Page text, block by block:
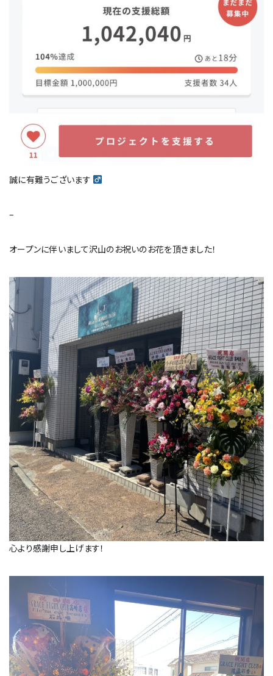
誠に有難うございます ‍
–
オープンに伴いまして沢山のお祝いのお花を頂きました！
心より感謝申し上げます！